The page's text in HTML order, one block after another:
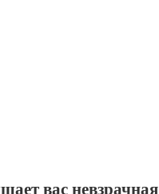
вас невзрачная